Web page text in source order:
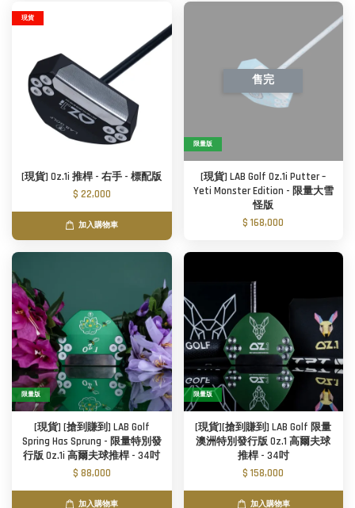
現貨
[現貨] Oz.1i 推桿 - 右手 - 標配版
$ 22,000
加入購物車
售完
限量版
[現貨] LAB Golf Oz.1i Putter –
Yeti Monster Edition - 限量大雪
怪版
$ 168,000
限量版
[現貨] [搶到賺到] LAB Golf
Spring Has Sprung - 限量特別發
行版 Oz.1i 高爾夫球推桿 - 34吋
$ 88,000
加入購物車
限量版
[現貨][搶到賺到] LAB Golf 限量
澳洲特別發行版 Oz.1 高爾夫球
推桿 - 34吋
$ 158,000
加入購物車